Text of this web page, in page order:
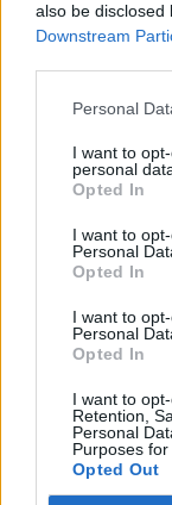
also be disclosed
Downstream
Personal
I want to
personal
Opted In
I want to
Personal
Opted In
I want to
Personal
Opted In
I want to
Retention,
Personal
Purposes for
Opted Out
Añadir un
🪐🚀
tus noches
al
esta
✨⭐